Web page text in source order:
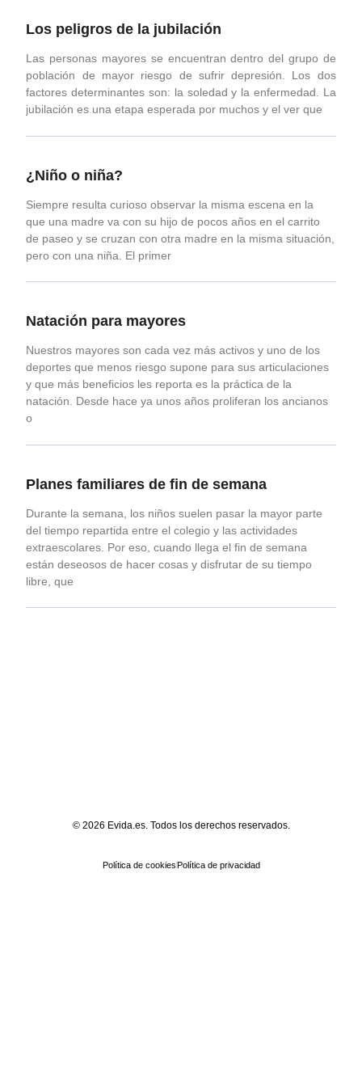
Los peligros de la jubilación
Las personas mayores se encuentran dentro del grupo de
población de mayor riesgo de sufrir depresión. Los dos
factores determinantes son: la soledad y la enfermedad. La
jubilación es una etapa esperada por muchos y el ver que
¿Niño o niña?
Siempre resulta curioso observar la misma escena en la
que una madre va con su hijo de pocos años en el carrito
de paseo y se cruzan con otra madre en la misma situación,
pero con una niña. El primer
Natación para mayores
Nuestros mayores son cada vez más activos y uno de los
deportes que menos riesgo supone para sus articulaciones
y que más beneficios les reporta es la práctica de la
natación. Desde hace ya unos años proliferan los ancianos
o
Planes familiares de fin de semana
Durante la semana, los niños suelen pasar la mayor parte
del tiempo repartida entre el colegio y las actividades
extraescolares. Por eso, cuando llega el fin de semana
están deseosos de hacer cosas y disfrutar de su tiempo
libre, que
© 2026 Evida.es. Todos los derechos reservados.
Política de cookiesPolítica de privacidad